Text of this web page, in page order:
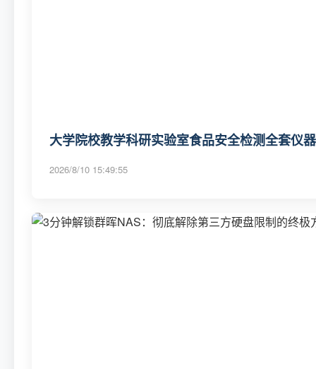
大学院校教学科研实验室食品安全检测全套仪
2026/8/10 15:49:55